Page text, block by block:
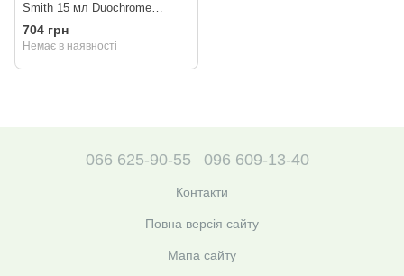
Smith 15 мл Duochrome
Turquoise
704 грн
Немає в наявності
066 625-90-55 096 609-13-40
Контакти
Повна версія сайту
Мапа сайту